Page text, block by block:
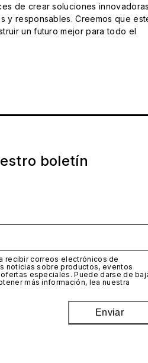
de crear soluciones
y responsables. Creemos que
un futuro mejor para todo el
boletín
recibir correos electrónicos de
noticias sobre productos, eventos
especiales. Puede darse de
más información, lea nuestra
Enviar